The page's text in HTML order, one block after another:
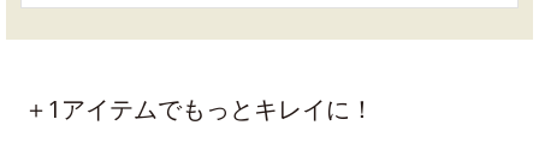
＋1アイテムでもっとキレイに！